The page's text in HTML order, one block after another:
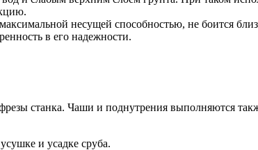
несущей способностью, не боится
в его надежности.
станка. Чаши и поднутрения выполняются
и усадке сруба.